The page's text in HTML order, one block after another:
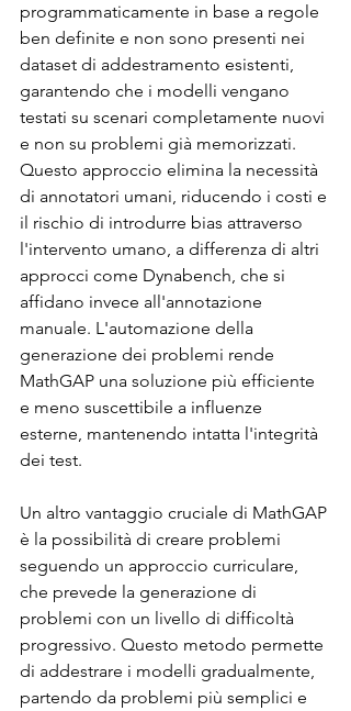
programmaticamente in base a regole
ben definite e non sono presenti nei
dataset di addestramento esistenti,
garantendo che i modelli vengano
testati su scenari completamente nuovi
e non su problemi già memorizzati.
Questo approccio elimina la necessità
di annotatori umani, riducendo i costi e
il rischio di introdurre bias attraverso
l'intervento umano, a differenza di altri
approcci come Dynabench, che si
affidano invece all'annotazione
manuale. L'automazione della
generazione dei problemi rende
MathGAP una soluzione più efficiente
e meno suscettibile a influenze
esterne, mantenendo intatta l'integrità
dei test.
Un altro vantaggio cruciale di MathGAP
è la possibilità di creare problemi
seguendo un approccio curriculare,
che prevede la generazione di
problemi con un livello di difficoltà
progressivo. Questo metodo permette
di addestrare i modelli gradualmente,
partendo da problemi più semplici e